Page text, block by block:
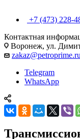
+7 (473) 228-
Контактная
Воронеж, ул.
zakaz@petroprime.ru
Telegram
WhatsApp